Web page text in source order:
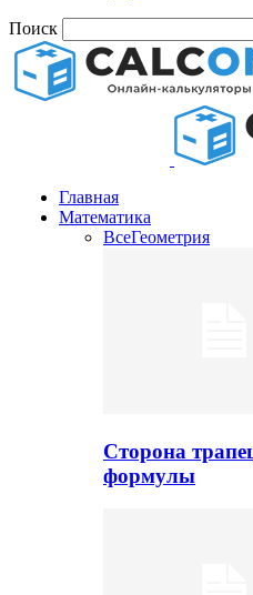
Поиск
Главная
Математика
ВсеГеометрия
Сторона
формулы